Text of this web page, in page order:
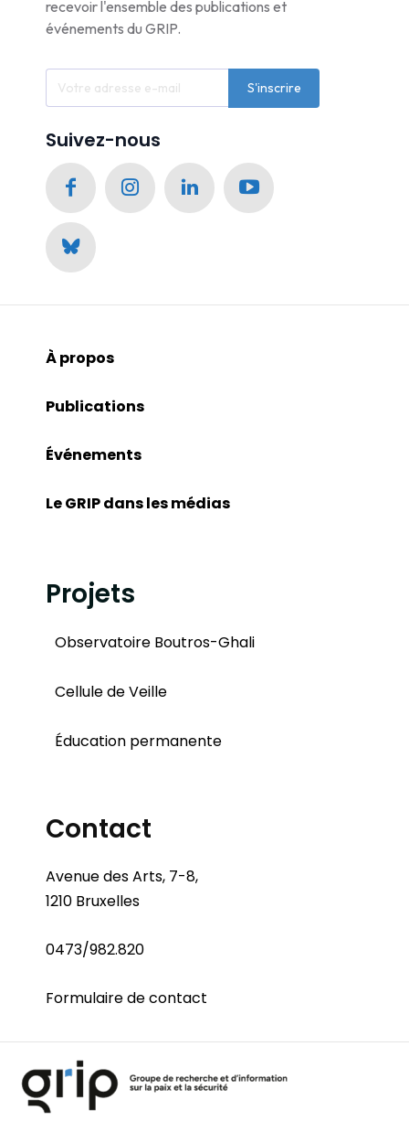
recevoir l'ensemble des publications et
événements du GRIP.
S'inscrire
Suivez-nous
À propos
Publications
Événements
Le GRIP dans les médias
Projets
Observatoire Boutros-Ghali
Cellule de Veille
Éducation permanente
Contact
Avenue des Arts, 7-8,
1210 Bruxelles
0473/982.820
Formulaire de contact